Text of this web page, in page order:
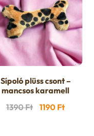
Sípoló plüss csont –
mancsos karamell
1390Ft
Original
1190 FtCurrent